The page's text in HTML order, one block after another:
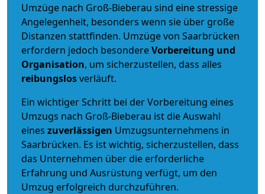
Umzüge nach Groß-Bieberau sind eine stressige
Angelegenheit, besonders wenn sie über große
Distanzen stattfinden. Umzüge von Saarbrücken
erfordern jedoch besondereVorbereitung und
Organisation, um sicherzustellen, dass alles
reibungslosverläuft.
Ein wichtiger Schritt bei der Vorbereitung eines
Umzugs nach Groß-Bieberau ist die Auswahl
eines zuverlässigen Umzugsunternehmens in
Saarbrücken. Es ist wichtig, sicherzustellen, dass
das Unternehmen über die erforderliche
Erfahrung und Ausrüstung verfügt, um den
Umzug erfolgreich durchzuführen.